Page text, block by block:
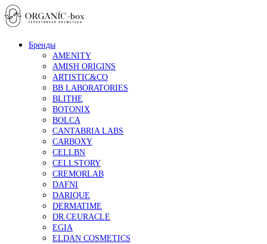
Бренды
AMENITY
AMISH ORIGINS
ARTISTIC&CO
BB LABORATORIES
BLITHE
BOTONIX
BOLCA
CANTABRIA LABS
CARBOXY
CELLBN
CELLSTORY
CREMORLAB
DAFNI
DARIQUE
DERMATIME
DR.CEURACLE
EGIA
ELDAN COSMETICS